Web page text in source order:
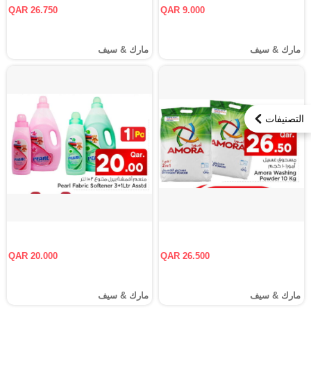
التصنيفات
QAR 9.000
مارك & سيف
QAR 26.750
مارك & سيف
QAR 26.500
مارك & سيف
QAR 20.000
مارك & سيف